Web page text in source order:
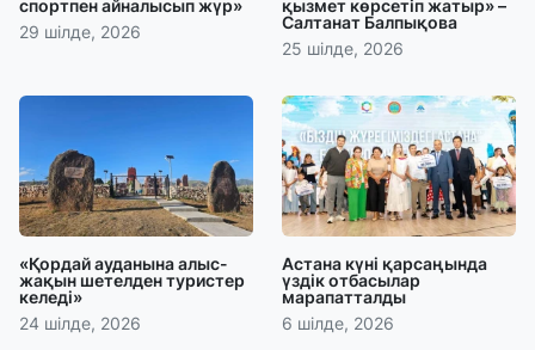
спортпен айналысып жүр»
29 шілде, 2026
қызмет көрсетіп жатыр» –
Салтанат Балпықова
25 шілде, 2026
«Қордай ауданына алыс-
жақын шетелден туристер
келеді»
24 шілде, 2026
Астана күні қарсаңында
үздік отбасылар
марапатталды
6 шілде, 2026